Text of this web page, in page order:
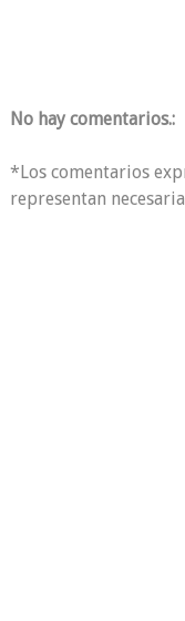
No hay comentarios.:
*Los comentarios
representan